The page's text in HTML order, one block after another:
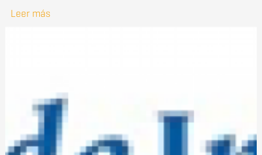
Leer mássobre Premio UBICA Correduría de Seguros a la